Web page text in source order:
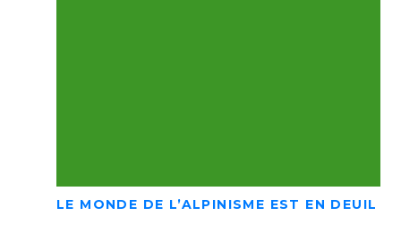
LE MONDE DE L’ALPINISME EST EN DEUIL